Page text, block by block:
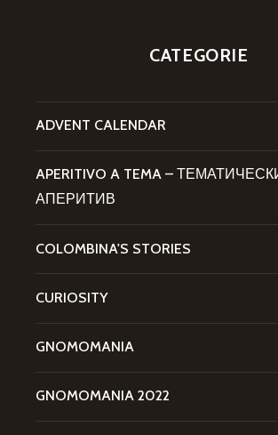
CATEGORIE
ADVENT CALENDAR
APERITIVO A TEMA –
АПЕРИТИВ
COLOMBINA'S STORIES
CURIOSITY
GNOMOMANIA
GNOMOMANIA 2022